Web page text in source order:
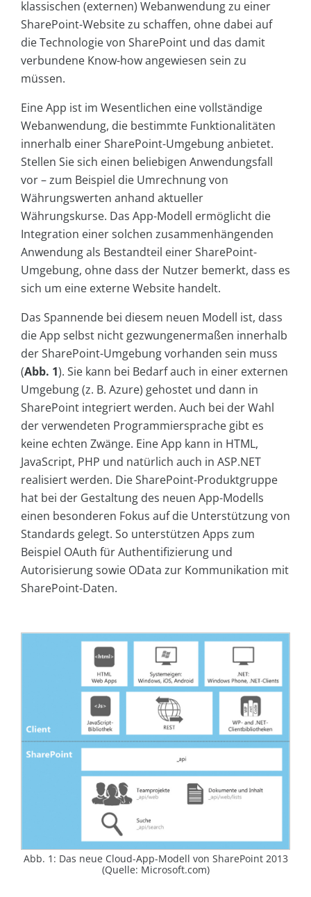
klassischen (externen) Webanwendung zu einer
SharePoint-Website zu schaffen, ohne dabei auf
die Technologie von SharePoint und das damit
verbundene Know-how angewiesen sein zu
müssen.
Eine App ist im Wesentlichen eine vollständige
Webanwendung, die bestimmte Funktionalitäten
innerhalb einer SharePoint-Umgebung anbietet.
Stellen Sie sich einen beliebigen Anwendungsfall
vor – zum Beispiel die Umrechnung von
Währungswerten anhand aktueller
Währungskurse. Das App-Modell ermöglicht die
Integration einer solchen zusammenhängenden
Anwendung als Bestandteil einer SharePoint-
Umgebung, ohne dass der Nutzer bemerkt, dass es
sich um eine externe Website handelt.
Das Spannende bei diesem neuen Modell ist, dass
die App selbst nicht gezwungenermaßen innerhalb
der SharePoint-Umgebung vorhanden sein muss
(Abb. 1). Sie kann bei Bedarf auch in einer externen
Umgebung (z. B. Azure) gehostet und dann in
SharePoint integriert werden. Auch bei der Wahl
der verwendeten Programmiersprache gibt es
keine echten Zwänge. Eine App kann in HTML,
JavaScript, PHP und natürlich auch in ASP.NET
realisiert werden. Die SharePoint-Produktgruppe
hat bei der Gestaltung des neuen App-Modells
einen besonderen Fokus auf die Unterstützung von
Standards gelegt. So unterstützen Apps zum
Beispiel OAuth für Authentifizierung und
Autorisierung sowie OData zur Kommunikation mit
SharePoint-Daten.
Abb. 1: Das neue Cloud-App-Modell von SharePoint 2013
(Quelle: Microsoft.com)